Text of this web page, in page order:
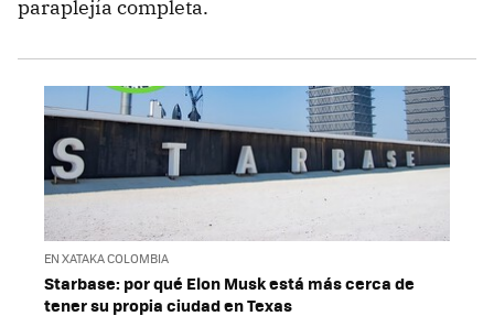
paraplejía completa.
EN XATAKA COLOMBIA
Starbase: por qué Elon Musk está más cerca de
tener su propia ciudad en Texas